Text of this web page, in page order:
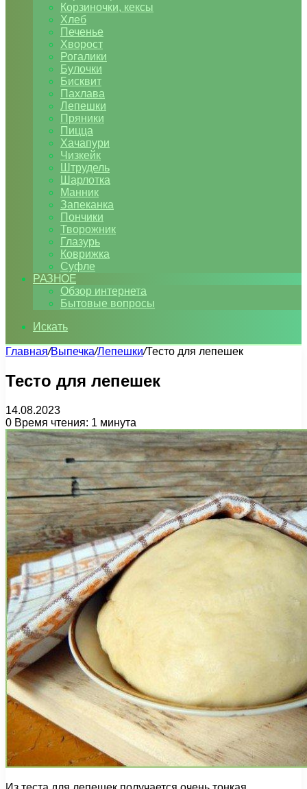
Корзиночки, кексы
Хлеб
Печенье
Хворост
Рогалики
Булочки
Бисквит
Пахлава
Лепешки
Пряники
Пицца
Хачапури
Чизкейк
Штрудель
Шарлотка
Манник
Запеканка
Пончики
Творожник
Глазурь
Коврижка
Суфле
РАЗНОЕ
Обзор интернета
Бытовые вопросы
Искать
Главная/Выпечка/Лепешки/Тесто для лепешек
Тесто для лепешек
14.08.2023
0 Время чтения: 1 минута